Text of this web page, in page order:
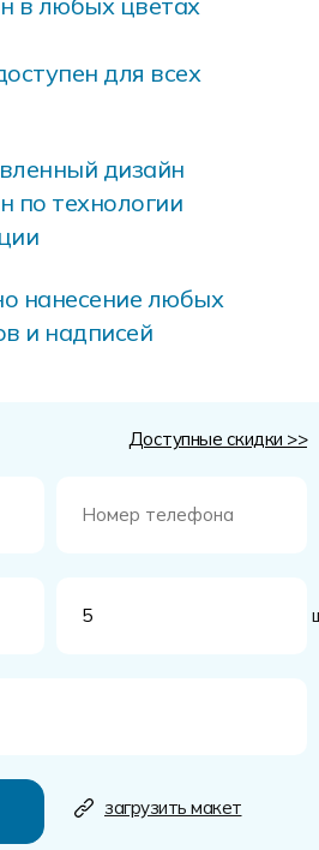
для всех
дизайн
по технологии
нанесение любых
и надписей
Доступные скидки >>
загрузить макет
наценок
соглашение